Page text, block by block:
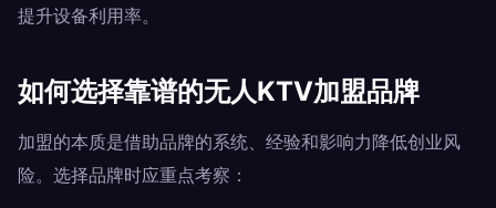
提升设备利用率。
如何选择靠谱的无人KTV加盟品牌
加盟的本质是借助品牌的系统、经验和影响力降低创业风
险。选择品牌时应重点考察：